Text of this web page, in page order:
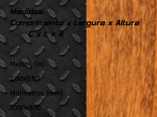
Medidas:
Comprimento x Largura x Altura
→ C x L x A
Metros (m)
2,00x0,90
Milímetros (mm)
2000x900